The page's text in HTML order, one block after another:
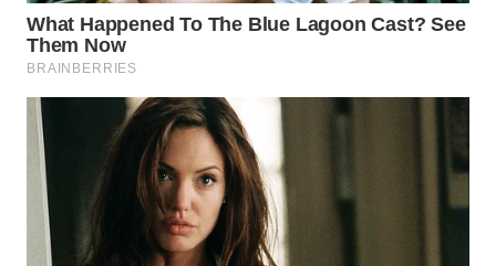
WN
PADANG
LAWAS
SUMEDANG
CIANJUR